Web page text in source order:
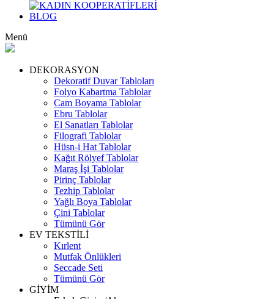
BLOG
Menü
DEKORASYON
Dekoratif Duvar Tabloları
Folyo Kabartma Tablolar
Cam Boyama Tablolar
Ebru Tablolar
El Sanatları Tablolar
Filografi Tablolar
Hüsn-i Hat Tablolar
Kağıt Rölyef Tablolar
Maraş İşi Tablolar
Pirinç Tablolar
Tezhip Tablolar
Yağlı Boya Tablolar
Çini Tablolar
Tümünü Gör
EV TEKSTİLİ
Kırlent
Mutfak Önlükleri
Seccade Seti
Tümünü Gör
GİYİM